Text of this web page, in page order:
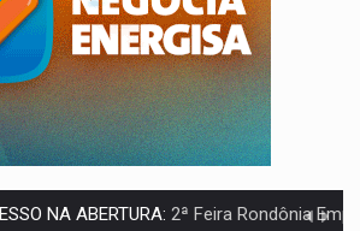
Secretário da Seinfra de Porto Velho pede